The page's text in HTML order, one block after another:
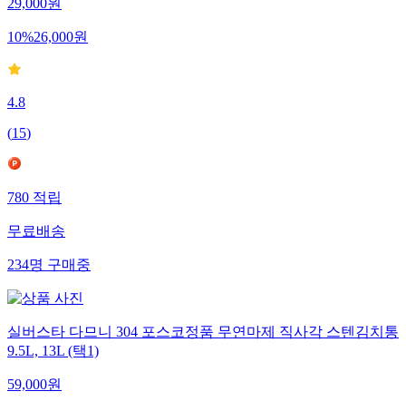
29,000원
10%26,000원
4.8
(15)
780적립
무료배송
234명구매중
실버스타 다므니 304 포스코정품 무연마제 직사각 스텐김치통
9.5L, 13L (택1)
59,000원